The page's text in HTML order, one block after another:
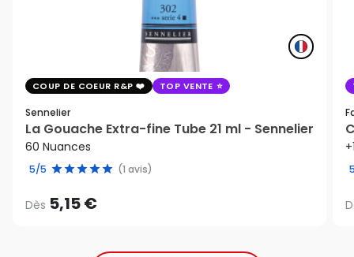
COUP DE COEUR R&P TOP VENTE
Sennelier
La Gouache Extra-fine Tube 21 ml - Sennelier
60 Nuances
5/5 (1 avis)
Dès 5,15 €